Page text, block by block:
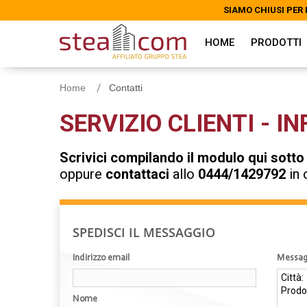
SIAMO CHIUSI PER
HOME PRODOTTI
Home Contatti
SERVIZIO CLIENTI -
Scrivici compilando il modulo qui sotto
oppure contattaci allo 0444/1429792 in
SPEDISCI IL MESSAGGIO
Indirizzo email
Nome
SIAMO CHIUSI PER